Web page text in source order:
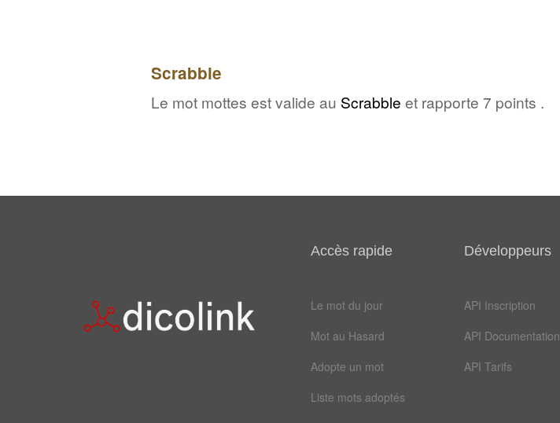
Scrabble
Le mot mottes est valide au Scrabble et rapporte 7 points .
Accès rapide
Le mot du jour
Mot au Hasard
Adopte un mot
Liste mots adoptés
Développeurs
API Inscription
API Documentation
API Tarifs